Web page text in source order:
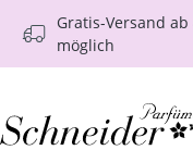
Hauptinhalt
Zur Suche springen
ZurGratis-Versand
möglich